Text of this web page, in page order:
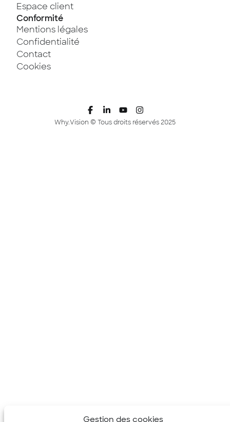
Gestion des cookies
Espace client
Conformité
Mentions légales
Confidentialité
Contact
Cookies
Why.Vision © Tous droits réservés 2025